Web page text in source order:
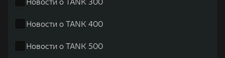
Веди за собой
TANK Лизинг
TANK Страхование
Цифровые сервисы TANK
Подписки
Новости о TANK 400
Новости о TANK 500